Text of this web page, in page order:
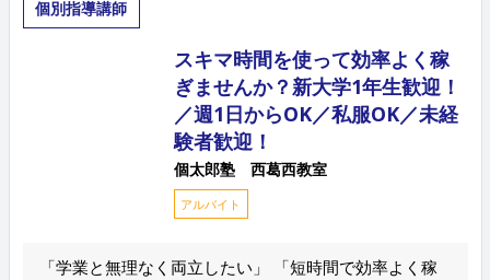
個別指導講師
スキマ時間を使って効率よく稼
ぎませんか？新大学1年生歓迎！
／週1日からOK／私服OK／未経
験者歓迎！
個太郎塾 西葛西教室
アルバイト
「学業と無理なく両立したい」 「短時間で効率よく稼